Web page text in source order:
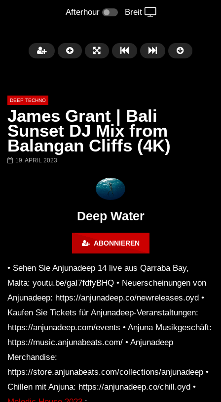
Afterhour Breit
Später
05:26:35
James Grant (5 Hour Extended
01:00:20
DEEP TECHNO
James Grant | Bali
Sunset DJ Mix from
Balangan Cliffs (4K)
19. APRIL 2023
Deep Water
ABONNIEREN
• Sehen Sie Anjunadeep 14 live aus Qarraba Bay,
Malta: youtu.be/gaI7fdfyBHQ • Neuerscheinungen von
Anjunadeep: https://anjunadeep.co/newreleases.oyd •
Kaufen Sie Tickets für Anjunadeep-Veranstaltungen:
https://anjunadeep.com/events • Anjuna Musikgeschäft:
https://music.anjunabeats.com/ • Anjunadeep
Merchandise:
https://store.anjunabeats.com/collections/anjunadeep •
Chillen mit Anjuna: https://anjunadeep.co/chill.oyd •